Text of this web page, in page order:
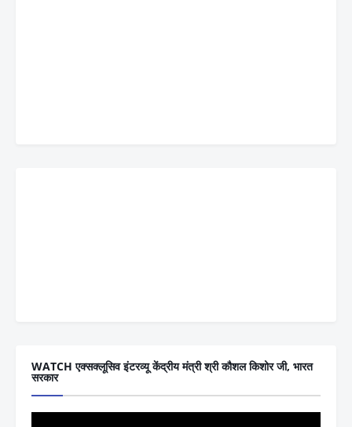
WATCH एक्सक्लूसिव इंटरव्यू केंद्रीय मंत्री श्री कौशल किशोर जी, भारत
सरकार